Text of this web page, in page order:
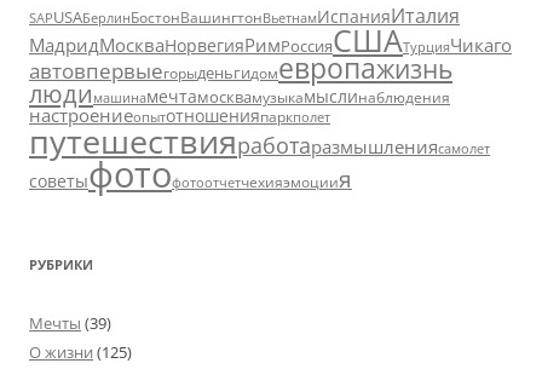
SAPUSAБерлинБостонВашингтонВьетнамИспанияИталия
МадридМоскваНорвегияРимРоссияСШАТурцияЧикаго
автовпервыегорыденьгидомевропажизнь
люди машинамечтамосквамузыкамыслинаблюдения
настроениеопытотношенияпаркполет
путешествияработаразмышлениясамолет
советыфотофотоотчетчехияэмоциия
РУБРИКИ
Мечты (39)
О жизни (125)